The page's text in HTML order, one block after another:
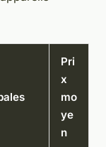
Pri
x
mo
ye
n